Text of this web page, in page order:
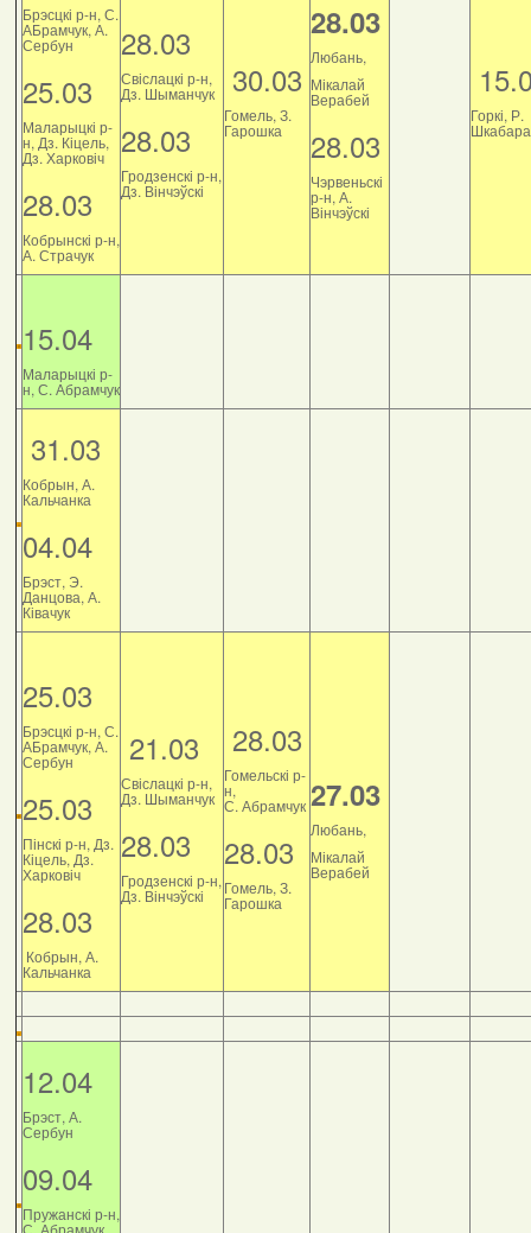
Брэсцкі р-н, С.
АБрамчук, А.
Сербун
25.03
Маларыцкі р-
н, Дз. Кіцель,
Дз. Харковіч
28.03
Кобрынскі р-н,
А. Страчук
28.03
Свіслацкі р-н,
Дз. Шыманчук
28.03
Гродзенскі р-н,
Дз. Вінчэўскі
30.03
Гомель, З.
Гарошка
28.03
Любань,
Мікалай
Верабей
28.03
Чэрвеньскі
р-н, А.
Вінчэўскі
Горкі, Р.
Шкабара
15.04
Маларыцкі р-
н, С. Абрамчук
31.03
Кобрын, А.
Кальчанка
04.04
Брэст, Э.
Данцова, А.
Ківачук
25.03
Брэсцкі р-н, С.
АБрамчук, А.
Сербун
25.03
Пінскі р-н, Дз.
Кіцель, Дз.
Харковіч
28.03
Кобрын, А.
Кальчанка
21.03
Свіслацкі р-н,
Дз. Шыманчук
28.03
Гродзенскі р-н,
Дз. Вінчэўскі
28.03
Гомельскі р-
н,
С. Абрамчук
28.03
Гомель, З.
Гарошка
27.03
Любань,
Мікалай
Верабей
12.04
Брэст, А.
Сербун
09.04
Пружанскі р-н,
С. Абрамчук